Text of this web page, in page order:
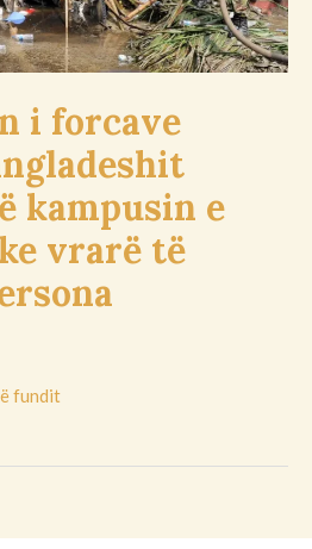
i forcave
kampusin e
vrarë të
fundit